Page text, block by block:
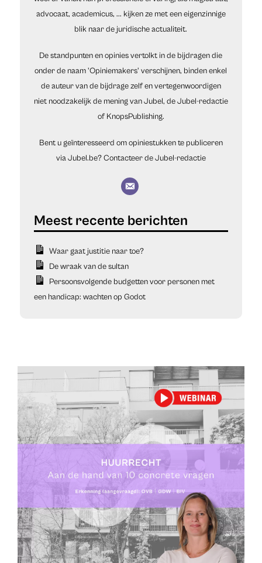
advocaat, academicus, ... kijken ze met een eigenzinnige
blik naar de juridische actualiteit.
De standpunten en opinies vertolkt in de bijdragen die
onder de naam 'Opiniemakers' verschijnen, binden enkel
de auteur van de bijdrage zelf en vertegenwoordigen
niet noodzakelijk de mening van Jubel, de Jubel-redactie
of KnopsPublishing.
Bent u geïnteresseerd om opiniestukken te publiceren
via Jubel.be?Contacteer de Jubel-redactie
Waar gaat justitie naar toe?
De wraak van de sultan
Persoonsvolgende budgetten voor personen met
een handicap: wachten op Godot